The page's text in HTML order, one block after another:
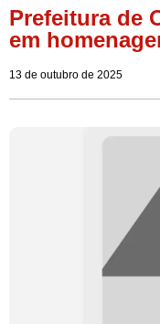
Prefeitura de
em
13 de outubro de 2025